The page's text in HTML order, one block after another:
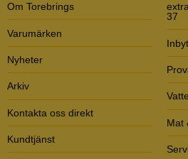
Om Torebrings
Varumärken
Nyheter
Arkiv
Kontakta oss direkt
Kundtjänst
37
Mat